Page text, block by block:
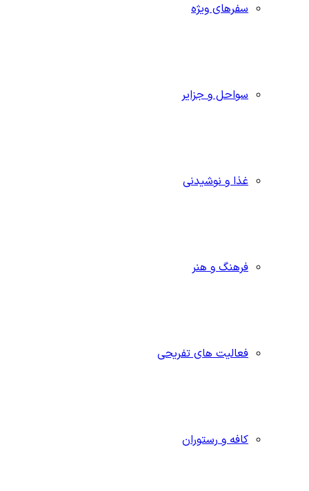
سفرهای ویژه
سواحل و جزایر
غذا و نوشیدنی
فرهنگ و هنر
فعالیت های تفریحی
کافه و رستوران